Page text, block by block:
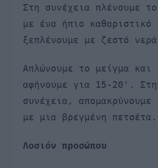
Στη συνέχεια πλένουμε
με ένα ήπιο καθαριστικό
ξεπλένουμε με ζεστό
Απλώνουμε το μείγμα και
αφήνουμε για 15-20'.
συνέχεια, απομακρύνουμε
με μια βρεγμένη πετσέτα.
Λοσιόν προσώπου